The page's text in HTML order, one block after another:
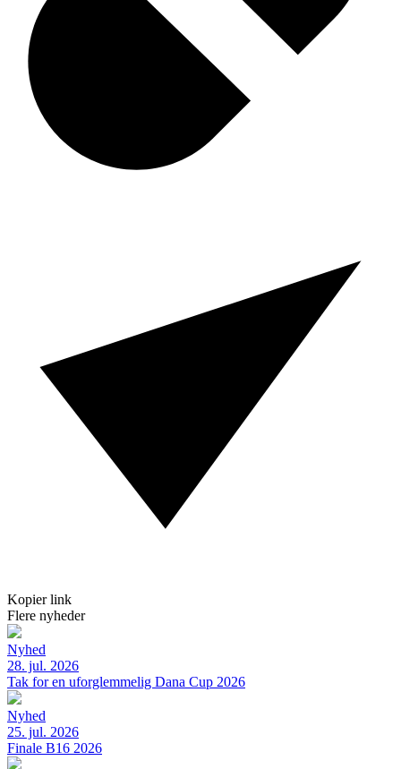
Kopier link
Flere nyheder
Nyhed
28. jul. 2026
Tak for en uforglemmelig Dana Cup 2026
Nyhed
25. jul. 2026
Finale B16 2026